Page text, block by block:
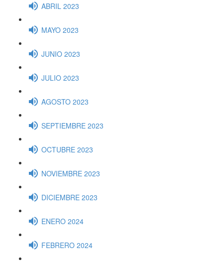
ABRIL 2023
MAYO 2023
JUNIO 2023
JULIO 2023
AGOSTO 2023
SEPTIEMBRE 2023
OCTUBRE 2023
NOVIEMBRE 2023
DICIEMBRE 2023
ENERO 2024
FEBRERO 2024